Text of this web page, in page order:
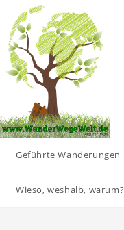
Inhalt
springen
Geführte Wanderungen
Wieso, weshalb, warum?